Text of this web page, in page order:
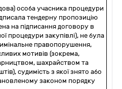
особа учасника процедури
тендерну пропозицію
на підписання договору в
процедури закупівлі), не була
правопорушення,
мотивів (зокрема,
шахрайством та
судимість з якої знято або
законом порядку